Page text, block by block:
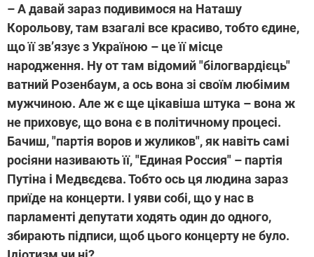
– А давай зараз подивимося на Наташу
Корольову, там взагалі все красиво, тобто єдине,
що її зв’язує з Україною – це її місце
народження. Ну от там відомий"білогвардієць"
ватний Розенбаум, а ось вона зі своїм любімим
мужчиною. Але ж є ще цікавіша штука – вона ж
не приховує, що вона є в політичному процесі.
Бачиш,"партія воров и жуликов", як навіть самі
росіяни називають її, "Единая Россия" – партія
Путіна і Медвєдєва. Тобто ось ця людина зараз
приїде на концерти. І уяви собі, що у нас в
парламенті депутати ходять один до одного,
збирають підписи, щоб цього концерту не було.